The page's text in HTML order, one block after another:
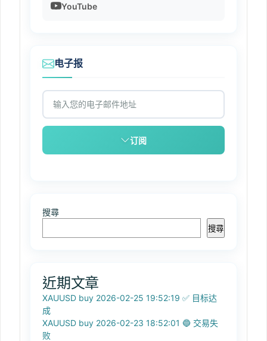
YouTube
电子报
订阅
搜尋
搜尋
近期文章
XAUUSD buy 2026-02-25 19:52:19 ✅ 目标达
成
XAUUSD buy 2026-02-23 18:52:01 🔵 交易失
败